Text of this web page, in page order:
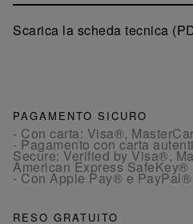
Scarica la scheda tecnica
PAGAMENTO SICURO
- Con carta: Visa®,
- Pagamento con carta
Secure: Verified by Visa®,
American Express SafeKey®
- Con Apple Pay® e PayPal®
RESO GRATUITO